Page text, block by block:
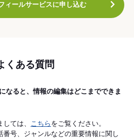
ィールサービスに申し込む
くある質問
なると、情報の編集はどこまでできま
ては、 こちらをご覧ください。
番号、ジャンルなどの重要情報に関し